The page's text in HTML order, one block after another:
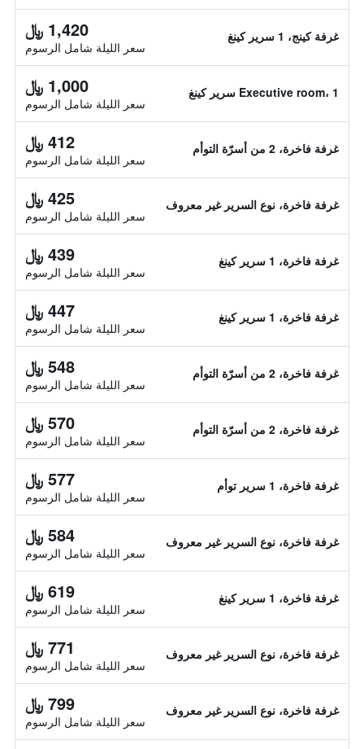
غرفة كينج، 1 سرير كينغ 1,420 ﷼
سعر الليلة شامل الرسوم
Executive room، 1 سرير كينغ 1,000 ﷼
سعر الليلة شامل الرسوم
غرفة فاخرة، 2 من أسرّة التوأم 412 ﷼
سعر الليلة شامل الرسوم
غرفة فاخرة، نوع السرير غير معروف 425 ﷼
سعر الليلة شامل الرسوم
غرفة فاخرة، 1 سرير كينغ 439 ﷼
سعر الليلة شامل الرسوم
غرفة فاخرة، 1 سرير كينغ 447 ﷼
سعر الليلة شامل الرسوم
غرفة فاخرة، 2 من أسرّة التوأم 548 ﷼
سعر الليلة شامل الرسوم
غرفة فاخرة، 2 من أسرّة التوأم 570 ﷼
سعر الليلة شامل الرسوم
غرفة فاخرة، 1 سرير توأم 577 ﷼
سعر الليلة شامل الرسوم
غرفة فاخرة، نوع السرير غير معروف 584 ﷼
سعر الليلة شامل الرسوم
غرفة فاخرة، 1 سرير كينغ 619 ﷼
سعر الليلة شامل الرسوم
غرفة فاخرة، نوع السرير غير معروف 771 ﷼
سعر الليلة شامل الرسوم
غرفة فاخرة، نوع السرير غير معروف 799 ﷼
سعر الليلة شامل الرسوم